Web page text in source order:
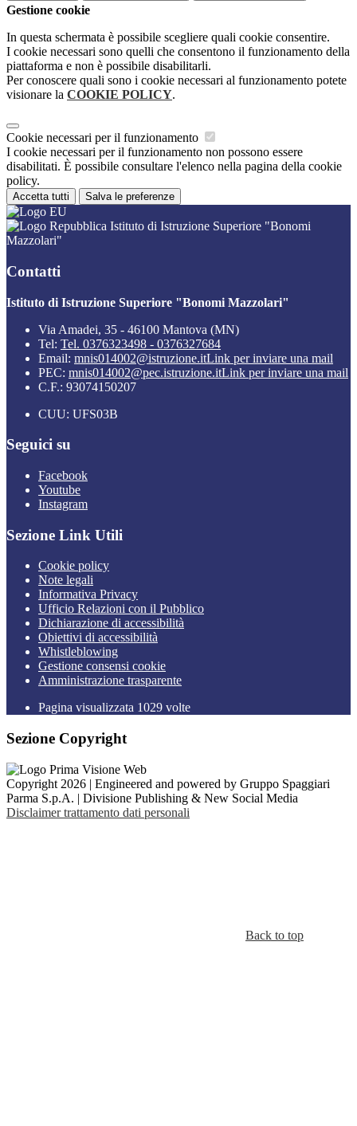
Gestione cookie
In questa schermata è possibile scegliere quali cookie consentire.
I cookie necessari sono quelli che consentono il funzionamento della
piattaforma e non è possibile disabilitarli.
Per conoscere quali sono i cookie necessari al funzionamento potete
visionare la COOKIE POLICY.
Cookie necessari per il funzionamento
I cookie necessari per il funzionamento non possono essere
disabilitati. È possibile consultare l'elenco nella pagina della cookie
policy.
Accetta tutti Salva le preferenze
Istituto di Istruzione Superiore "Bonomi
Mazzolari"
Contatti
Istituto di Istruzione Superiore "Bonomi Mazzolari"
Via Amadei, 35 - 46100 Mantova (MN)
Tel: Tel. 0376323498 - 0376327684
Email: mnis014002@istruzione.itLink per inviare una mail
PEC: mnis014002@pec.istruzione.itLink per inviare una mail
C.F.: 93074150207
CUU: UFS03B
Seguici su
Facebook
Youtube
Instagram
Sezione Link Utili
Cookie policy
Note legali
Informativa Privacy
Ufficio Relazioni con il Pubblico
Dichiarazione di accessibilità
Obiettivi di accessibilità
Whistleblowing
Gestione consensi cookie
Amministrazione trasparente
Pagina visualizzata 1029 volte
Sezione Copyright
Copyright 2026 | Engineered and powered by Gruppo Spaggiari
Parma S.p.A. | Divisione Publishing & New Social Media
Disclaimer trattamento dati personali
Back to top